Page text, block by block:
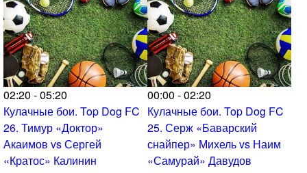
02:20 - 05:20
Кулачные бои. Top Dog FC
26. Тимур «Доктор»
Акаимов vs Сергей
«Кратос» Калинин
00:00 - 02:20
Кулачные бои. Top Dog FC
25. Серж «Баварский
снайпер» Михель vs Наим
«Самурай» Давудов